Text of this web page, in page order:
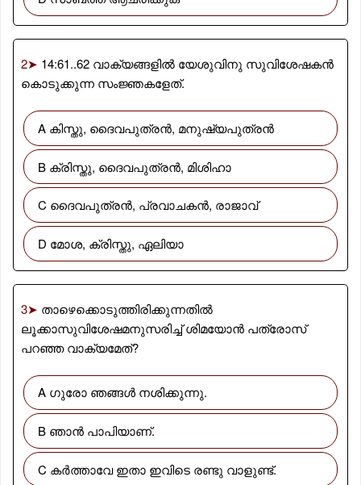
2➤ 14:61..62 വാക്യങ്ങളിൽ യേശുവിനു സുവിശേഷകൻ
കൊടുക്കുന്ന സംജ്ഞകളേത്.
A കിസ്തു, ദൈവപുത്രൻ, മനുഷ്യപുത്രൻ
B ക്രിസ്തു, ദൈവപുത്രൻ, മിശിഹാ
C ദൈവപുത്രൻ, പ്രവാചകൻ, രാജാവ്
D മോശ, ക്രിസ്തു, ഏലിയാ
3➤ താഴെക്കൊടുത്തിരിക്കുന്നതിൽ
ലൂക്കാസുവിശേഷമനുസരിച്ച് ശിമയോൻ പത്രോസ്
പറഞ്ഞ വാക്യമേത്?
A ഗുരോ ഞങ്ങൾ നശിക്കുന്നു.
B ഞാൻ പാപിയാണ്.
C കർത്താവേ ഇതാ ഇവിടെ രണ്ടു വാളുണ്ട്.